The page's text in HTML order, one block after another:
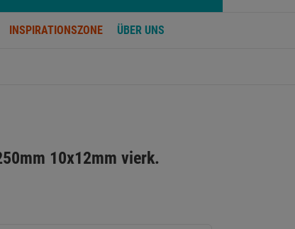
INSPIRATIONSZONE ÜBER UNS
10x12mm vierk.